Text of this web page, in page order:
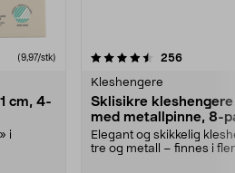
(9,97/stk)
cm, 4-
i
256
Kleshengere
Sklisikre
med metallpinne, 8-
Elegant og skikkelig
tre og metall – finnes i
4.5av 5 stjerner